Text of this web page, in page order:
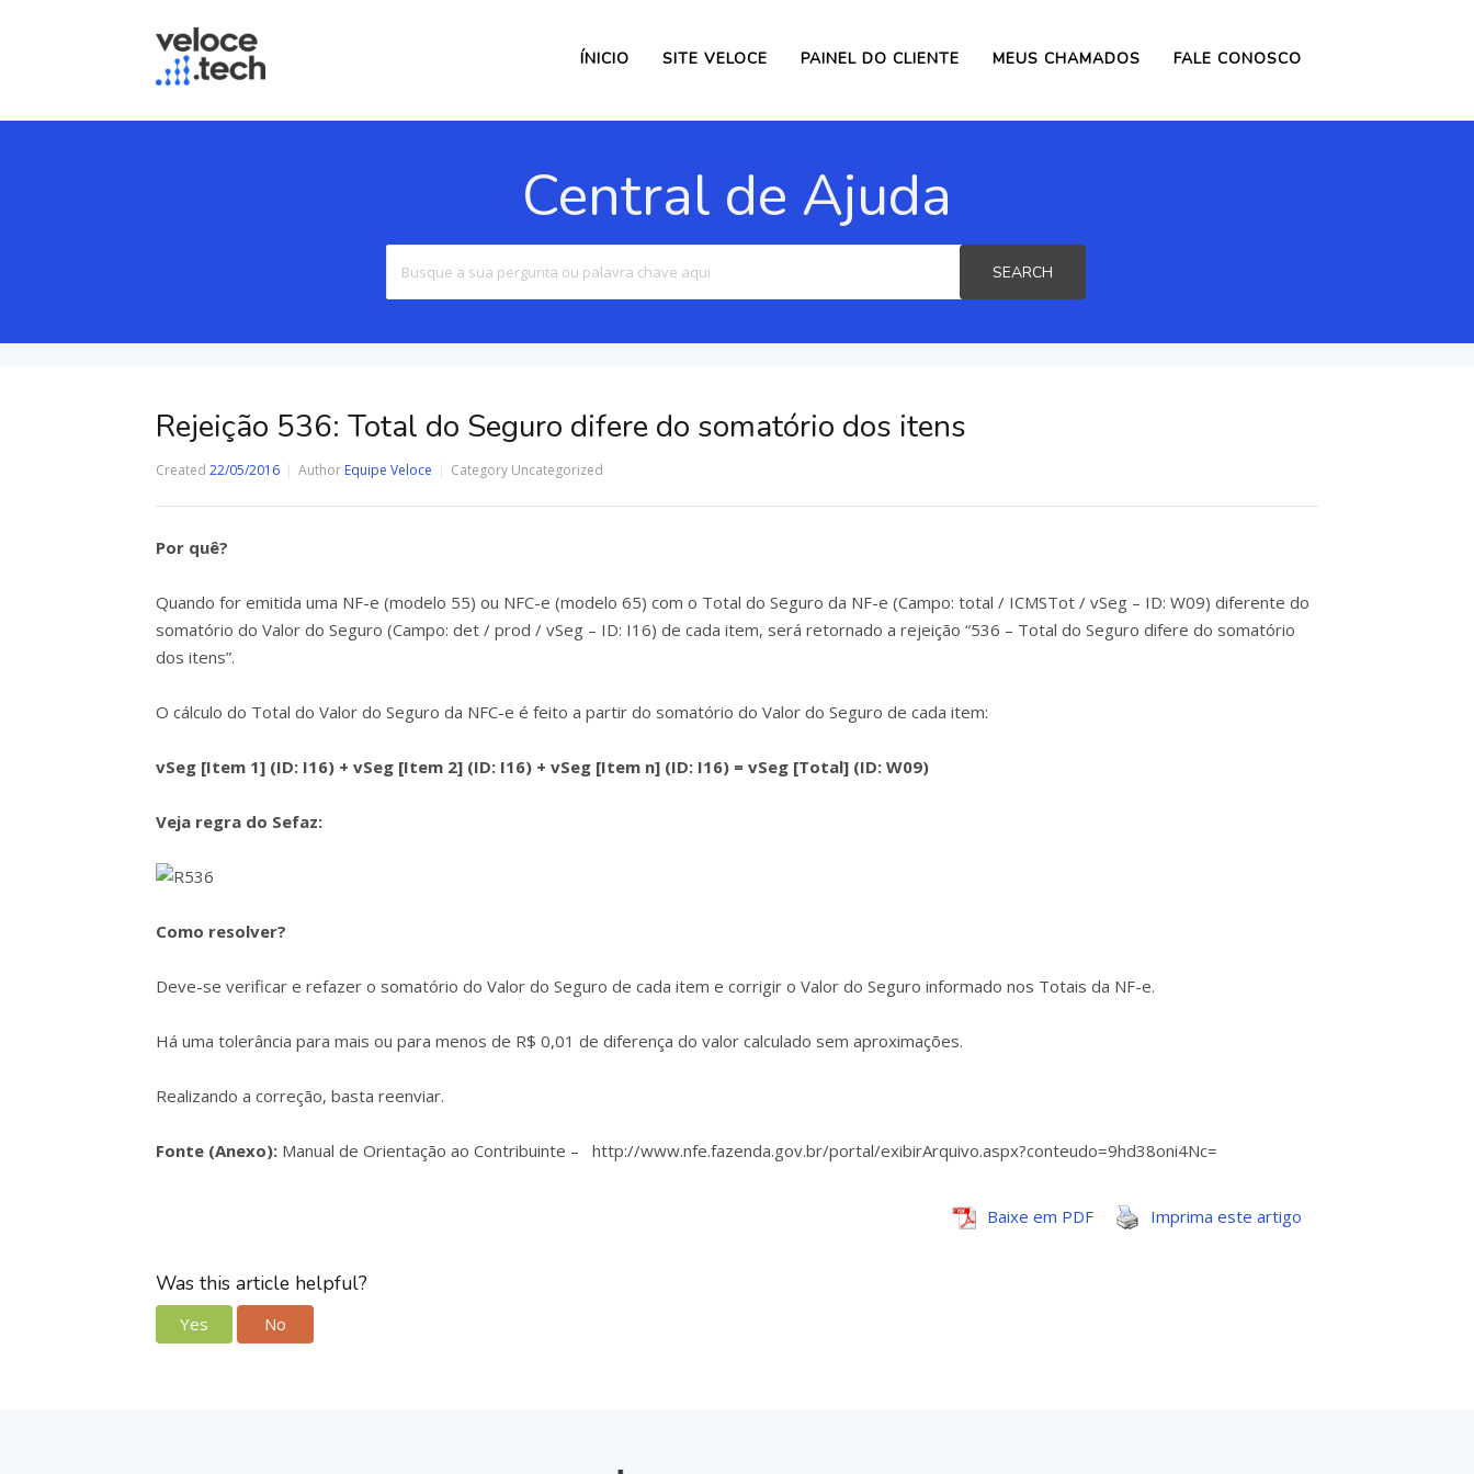
ÍNICIO SITE VELOCE PAINEL DO CLIENTE MEUS CHAMADOS FALE CONOSCO
Central de Ajuda
SEARCH
Rejeição 536: Total do Seguro difere do somatório dos itens
Created 22/05/2016 Author Equipe Veloce Category Uncategorized
Por quê?
Quando for emitida uma NF-e (modelo 55) ou NFC-e (modelo 65) com o Total do Seguro da NF-e (Campo: total / ICMSTot / vSeg – ID: W09) diferente do
somatório do Valor do Seguro (Campo: det / prod / vSeg – ID: I16) de cada item, será retornado a rejeição “536 – Total do Seguro difere do somatório
dos itens”.
O cálculo do Total do Valor do Seguro da NFC-e é feito a partir do somatório do Valor do Seguro de cada item:
vSeg [Item 1] (ID: I16) + vSeg [Item 2] (ID: I16) + vSeg [Item n] (ID: I16) = vSeg [Total] (ID: W09)
Veja regra do Sefaz:
Como resolver?
Deve-se verificar e refazer o somatório do Valor do Seguro de cada item e corrigir o Valor do Seguro informado nos Totais da NF-e.
Há uma tolerância para mais ou para menos de R$ 0,01 de diferença do valor calculado sem aproximações.
Realizando a correção, basta reenviar.
Fonte (Anexo): Manual de Orientação ao Contribuinte – http://www.nfe.fazenda.gov.br/portal/exibirArquivo.aspx?conteudo=9hd38oni4Nc=
Baixe em PDF Imprima este artigo
Was this article helpful?
Yes No